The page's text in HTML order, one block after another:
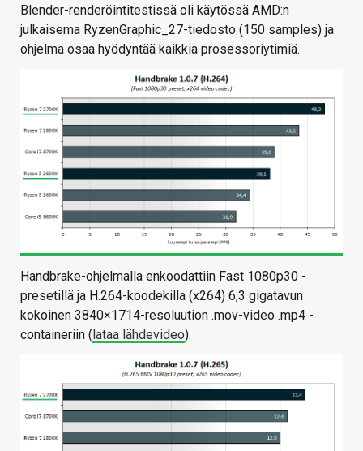
Blender-renderöintitestissä oli käytössä AMD:n
julkaisema RyzenGraphic_27-tiedosto (150 samples) ja
ohjelma osaa hyödyntää kaikkia prosessoriytimiä.
Handbrake-ohjelmalla enkoodattiin Fast 1080p30 -
presetillä ja H.264-koodekilla (x264) 6,3 gigatavun
kokoinen 3840×1714-resoluution .mov-video .mp4 -
containeriin ( lataa lähdevideo).